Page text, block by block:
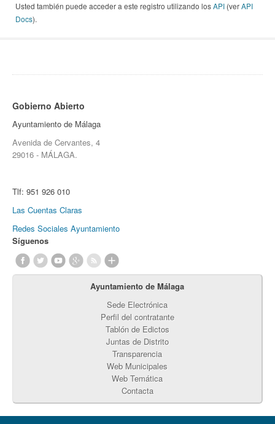
Usted también puede acceder a este registro utilizando losAPI (verAPI
Docs).
Gobierno Abierto
Ayuntamiento de Málaga
Avenida de Cervantes, 4
29016 - MÁLAGA.
Tlf: 951 926 010
Las Cuentas Claras
Redes Sociales Ayuntamiento
Síguenos
Ayuntamiento de Málaga
Sede Electrónica
Perfil del contratante
Tablón de Edictos
Juntas de Distrito
Transparencia
Web Municipales
Web Temática
Contacta